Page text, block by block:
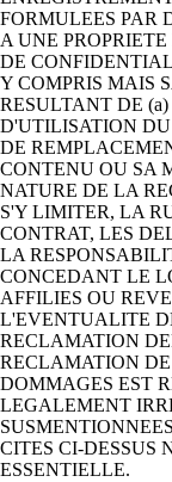
FORMULEES PAR
A UNE
DE
Y COMPRIS MAIS
RESULTANT DE
D'UTILISATION
DE
CONTENU OU SA
NATURE DE LA
S'Y LIMITER, LA
CONTRAT, LES
LA
CONCEDANT LE
AFFILIES OU
L'EVENTUALITE
RECLAMATION
RECLAMATION
DOMMAGES EST
LEGALEMENT
CITES CI-DESSUS
ESSENTIELLE.